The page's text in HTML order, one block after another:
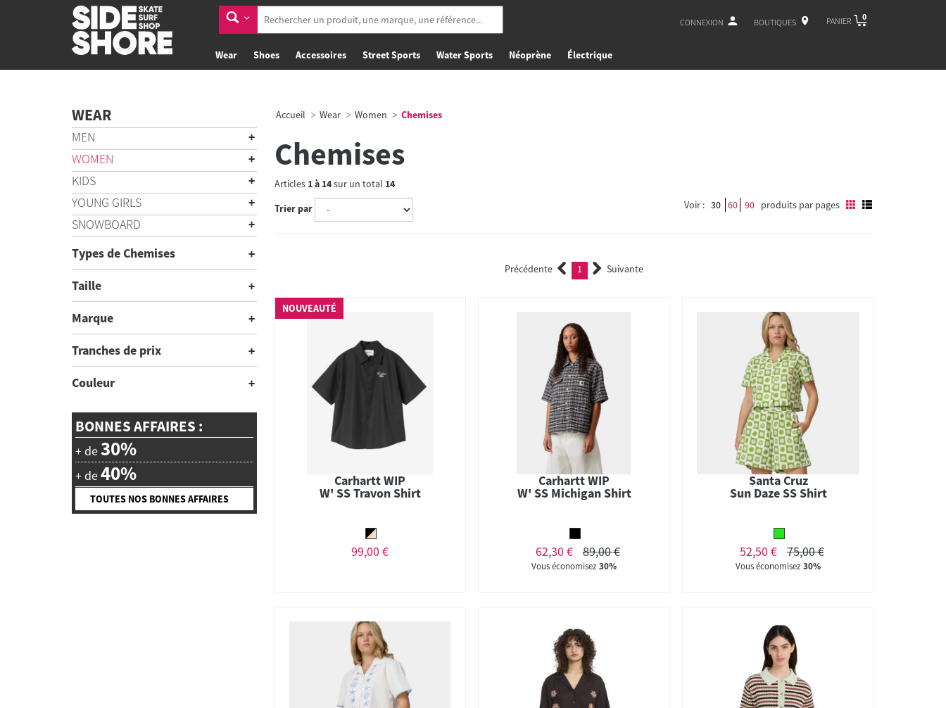
CONNEXION BOUTIQUES PANIER 0
Wear Shoes Accessoires Street Sports Water Sports Néoprène Électrique
WEAR
MEN
WOMEN
KIDS
YOUNG GIRLS
SNOWBOARD
Types de Chemises
Taille
Marque
Tranches de prix
Couleur
BONNES AFFAIRES :
+ de30%
+ de40%
TOUTES NOS BONNES AFFAIRES
Accueil Wear Women Chemises
Chemises
Articles 1à 14sur un total 14
Trier par
Voir : 30 60 90 produits par pages
Précédente 1 (current)Suivante
NOUVEAUTÉ
Carhartt WIP
W' SS Travon Shirt
99,00 €
Carhartt WIP
W' SS Michigan Shirt
62,30 € 89,00 €
Vous économisez30%
Santa Cruz
Sun Daze SS Shirt
52,50 € 75,00 €
Vous économisez30%